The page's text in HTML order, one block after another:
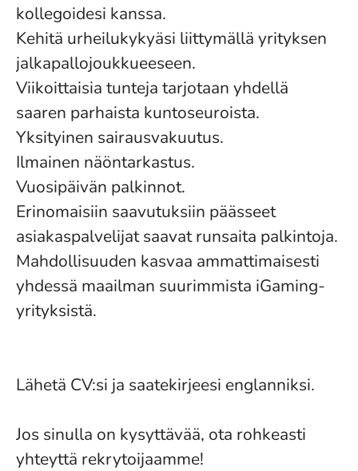
kollegoidesi kanssa.
Kehitä urheilukykyäsi liittymällä yrityksen
jalkapallojoukkueeseen.
Viikoittaisia tunteja tarjotaan yhdellä
saaren parhaista kuntoseuroista.
Yksityinen sairausvakuutus.
Ilmainen näöntarkastus.
Vuosipäivän palkinnot.
Erinomaisiin saavutuksiin päässeet
asiakaspalvelijat saavat runsaita palkintoja.
Mahdollisuuden kasvaa ammattimaisesti
yhdessä maailman suurimmista iGaming-
yrityksistä.
Lähetä CV:si ja saatekirjeesi englanniksi.
Jos sinulla on kysyttävää, ota rohkeasti
yhteyttä rekrytoijaamme!